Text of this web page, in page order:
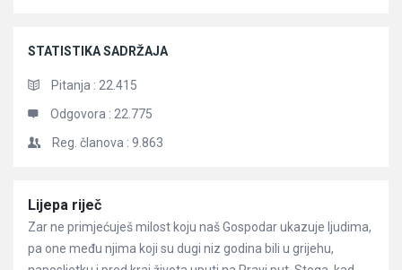
STATISTIKA SADRŽAJA
Pitanja : 22.415
Odgovora : 22.775
Reg. članova : 9.863
Članci
Lijepa riječ
Zar ne primjećuješ milost koju naš Gospodar ukazuje ljudima,
pa one među njima koji su dugi niz godina bili u grijehu,